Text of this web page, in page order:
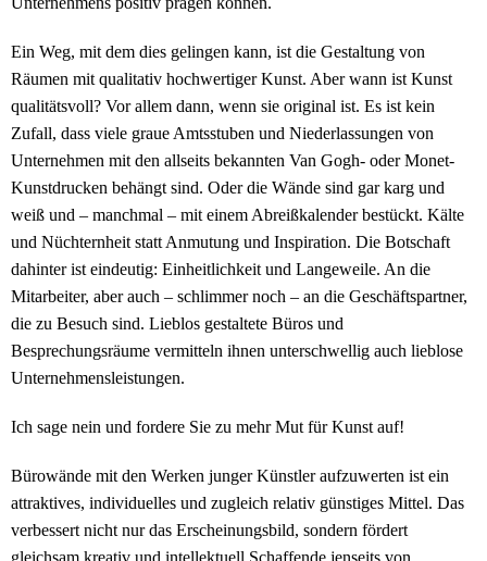
Ein Weg, mit dem dies gelingen kann, ist die Gestaltung von
Räumen mit qualitativ hochwertiger Kunst. Aber wann ist Kunst
qualitätsvoll? Vor allem dann, wenn sie original ist. Es ist kein
Zufall, dass viele graue Amtsstuben und Niederlassungen von
Unternehmen mit den allseits bekannten Van Gogh- oder Monet-
Kunstdrucken behängt sind. Oder die Wände sind gar karg und
weiß und – manchmal – mit einem Abreißkalender bestückt. Kälte
und Nüchternheit statt Anmutung und Inspiration. Die Botschaft
dahinter ist eindeutig: Einheitlichkeit und Langeweile. An die
Mitarbeiter, aber auch – schlimmer noch – an die Geschäftspartner,
die zu Besuch sind. Lieblos gestaltete Büros und
Besprechungsräume vermitteln ihnen unterschwellig auch lieblose
Unternehmensleistungen.
Ich sage nein und fordere Sie zu mehr Mut für Kunst auf!
Bürowände mit den Werken junger Künstler aufzuwerten ist ein
attraktives, individuelles und zugleich relativ günstiges Mittel. Das
verbessert nicht nur das Erscheinungsbild, sondern fördert
gleichsam kreativ und intellektuell Schaffende jenseits von